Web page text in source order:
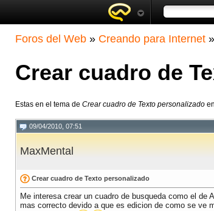
Foros del Web » Creando para Internet »
Crear cuadro de
Estas en el tema de Crear cuadro de Texto personalizado
09/04/2010, 07:51
MaxMental
Crear cuadro de Texto personalizado
Me interesa crear un cuadro de busqueda como el
mas correcto devido a que es edicion de como se ve